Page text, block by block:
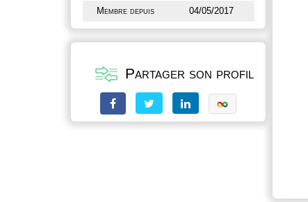
Membre depuis 04/05/2017
Partager son profil